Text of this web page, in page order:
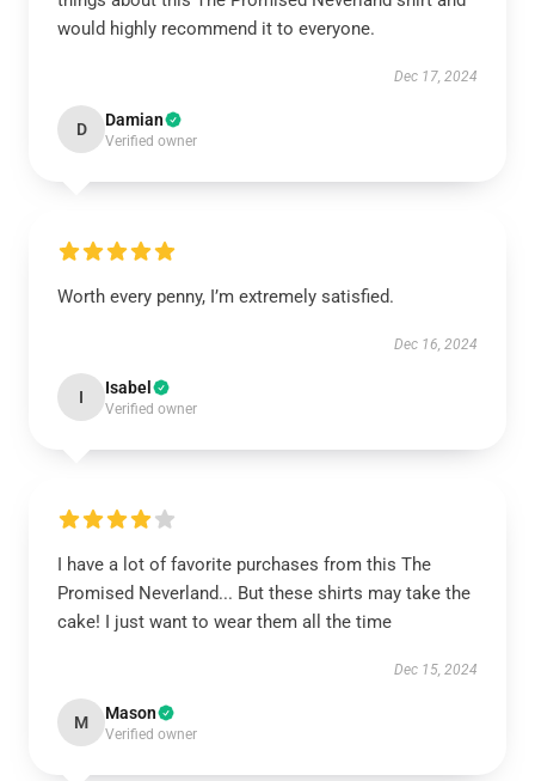
would highly recommend it to everyone.
Dec 17, 2024
D Damian
Verified owner
Worth every penny, I’m extremely satisfied.
Dec 16, 2024
I Isabel
Verified owner
I have a lot of favorite purchases from this The
Promised Neverland... But these shirts may take the
cake! I just want to wear them all the time
Dec 15, 2024
M Mason
Verified owner